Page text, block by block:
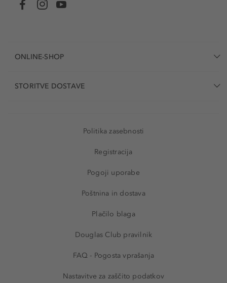
ONLINE-SHOP
STORITVE DOSTAVE
Politika zasebnosti
Registracija
Pogoji uporabe
Poštnina in dostava
Plačilo blaga
Douglas Club pravilnik
FAQ - Pogosta vprašanja
Nastavitve za zaščito podatkov